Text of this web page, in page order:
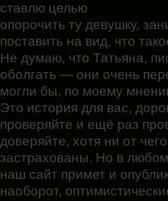
ставлю целью
опорочить ту девушку,
поставить на вид, что
Не думаю, что Татьяна,
оболгать — они очень
могли бы, по моему
Это история для вас,
проверяйте и ещё раз
доверяйте, хотя ни от
застрахованы. Но в
наш сайт примет и
наоборот,